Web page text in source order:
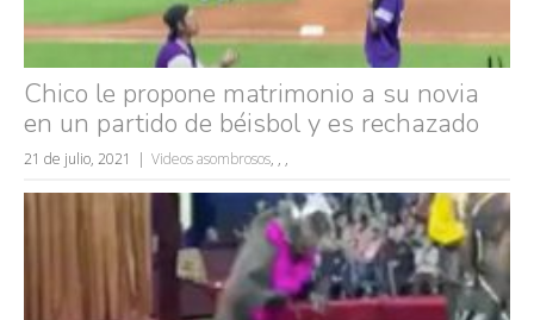
Búsquedas populares
mujeres guapas
volver a nacer
accidentes
wtf
Chico le propone matrimonio a su novia
en un partido de béisbol y es rechazado
21 de julio, 2021 Videos asombrosos, , ,